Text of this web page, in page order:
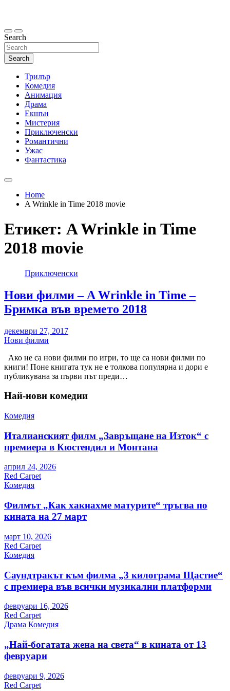
Search
Search
Трилър
Комедия
Анимация
Драма
Екшън
Мистерия
Приключенски
Романтични
Ужас
Фантастика
Home
A Wrinkle in Time 2018 movie
Етикет: A Wrinkle in Time
2018 movie
Приключенски
Нови филми – A Wrinkle in Time –
Бримка във времето 2018
декември 27, 2017
Нови филми
Ако не са нови филми по игри, то ще са нови филми по
книги! Поне книгата тук не е толкова популярна и дори е
публикувана за първи път преди…
Най-нови комедии
Комедия
Италианският филм „Завръщане на Изток“ с
премиера в Кюстендил и Монтана
април 24, 2026
Red Carpet
Комедия
Филмът „Как хакнахме матурите“ тръгва по
кината на 27 март
март 10, 2026
Red Carpet
Комедия
Саундтракът към филма „3 килограма Щастие“
с премиера във всички музикални платформи
февруари 16, 2026
Red Carpet
Драма Комедия
„Най-богатата жена на света“ в кината от 13
февруари
февруари 9, 2026
Red Carpet